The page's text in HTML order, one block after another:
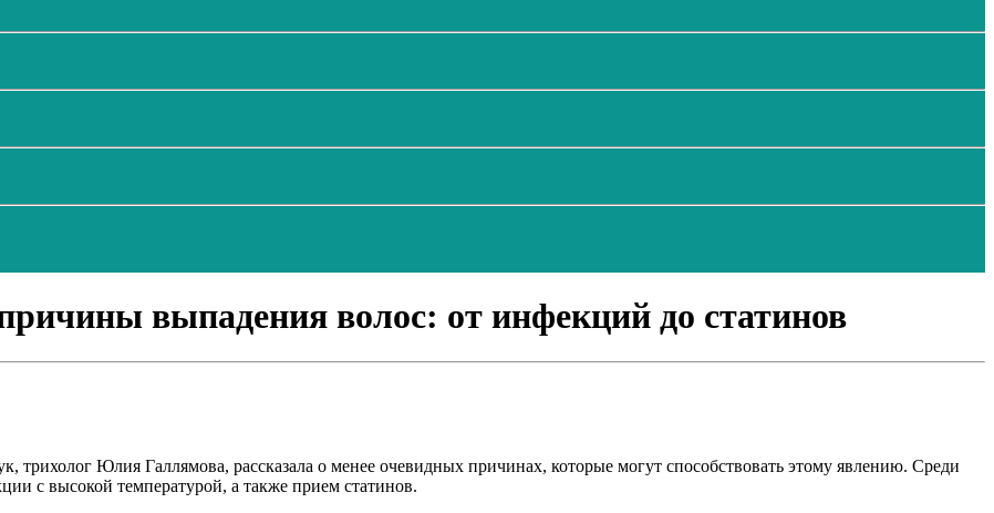
выпадения волос: от инфекций до статинов
трихолог Юлия Галлямова, рассказала о менее очевидных причинах, которые могут способствовать этому явлению. Среди
с высокой температурой, а также прием статинов.